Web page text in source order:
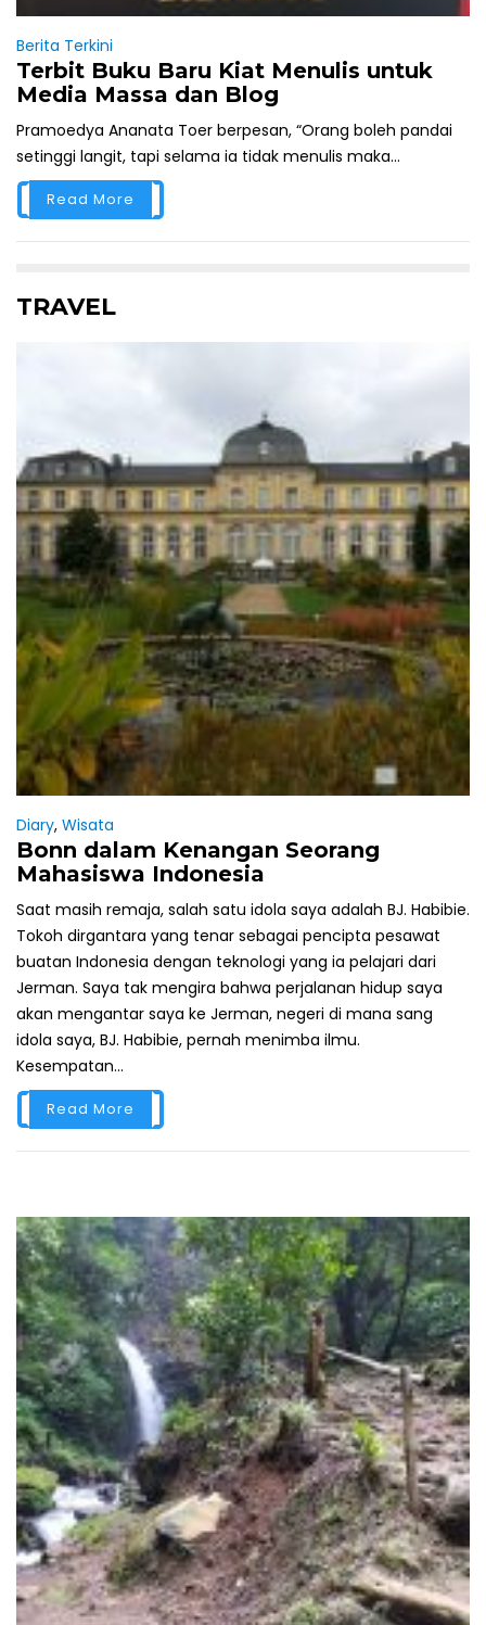
Berita Terkini
Terbit Buku Baru Kiat Menulis untuk
Media Massa dan Blog
Pramoedya Ananata Toer berpesan, “Orang boleh pandai
setinggi langit, tapi selama ia tidak menulis maka...
Read More
TRAVEL
Diary, Wisata
Bonn dalam Kenangan Seorang
Mahasiswa Indonesia
Saat masih remaja, salah satu idola saya adalah BJ. Habibie.
Tokoh dirgantara yang tenar sebagai pencipta pesawat
buatan Indonesia dengan teknologi yang ia pelajari dari
Jerman. Saya tak mengira bahwa perjalanan hidup saya
akan mengantar saya ke Jerman, negeri di mana sang
idola saya, BJ. Habibie, pernah menimba ilmu.
Kesempatan...
Read More